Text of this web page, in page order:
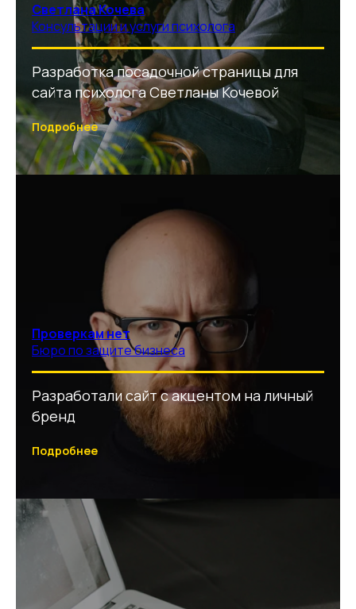
Светлана Кочева
Консультации и услуги психолога
Разработка посадочной страницы для
сайта психолога Светланы Кочевой
Подробнее
Проверкам нет
Бюро по защите бизнеса
Разработали сайт с акцентом на личный
бренд
Подробнее